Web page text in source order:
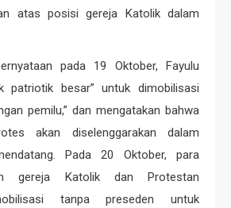
atas posisi gereja Katolik dalam
pada 19 Oktober, Fayulu
patriotik besar” untuk dimobilisasi
pemilu,” dan mengatakan bahwa
akan diselenggarakan dalam
Pada 20 Oktober, para
gereja Katolik dan Protestan
tanpa preseden untuk